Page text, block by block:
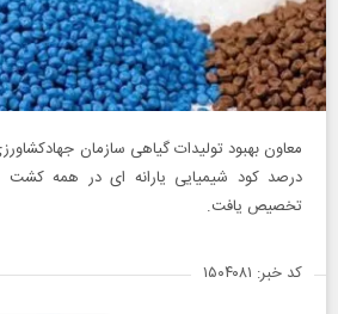
درصد کود شیمیایی یارانه ای در همه کشت
تخصیص یافت.
کد خبر: ۱۵۰۴۰۸۱